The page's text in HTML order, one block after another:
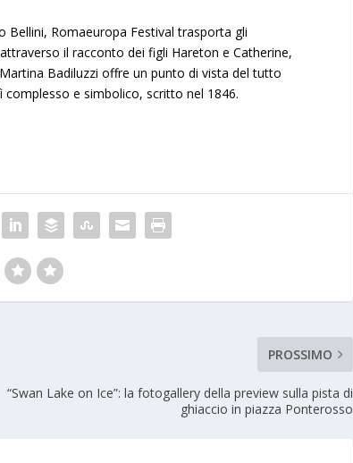
Bellini, Romaeuropa Festival trasporta gli
il racconto dei figli Hareton e Catherine,
Badiluzzi offre un punto di vista del tutto
e simbolico, scritto nel 1846.
PROSSIMO
“Swan Lake on Ice”: la fotogallery della preview sulla pista di
ghiaccio in piazza Ponterosso